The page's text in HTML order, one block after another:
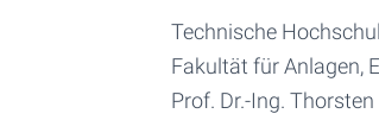
Technische
Fakultät für Anlagen,
Prof. Dr.-Ing.